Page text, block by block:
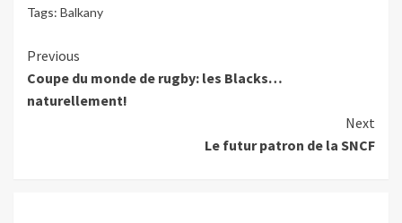
Tags: Balkany
Continue
Reading
Previous
Coupe du monde de rugby: les Blacks…
naturellement!
Next
Le futur patron de la SNCF